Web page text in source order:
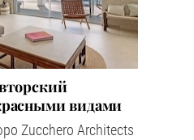
видами
Zucchero Architects